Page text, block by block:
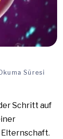
Süresi
Schritt auf
Elternschaft.